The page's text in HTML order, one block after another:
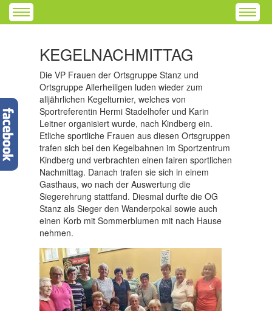
KEGELNACHMITTAG
Die VP Frauen der Ortsgruppe Stanz und
Ortsgruppe Allerheiligen luden wieder zum
alljährlichen Kegelturnier, welches von
Sportreferentin Hermi Stadelhofer und Karin
Leitner organisiert wurde, nach Kindberg ein.
Etliche sportliche Frauen aus diesen Ortsgruppen
trafen sich bei den Kegelbahnen im Sportzentrum
Kindberg und verbrachten einen fairen sportlichen
Nachmittag. Danach trafen sie sich in einem
Gasthaus, wo nach der Auswertung die
Siegerehrung stattfand. Diesmal durfte die OG
Stanz als Sieger den Wanderpokal sowie auch
einen Korb mit Sommerblumen mit nach Hause
nehmen.